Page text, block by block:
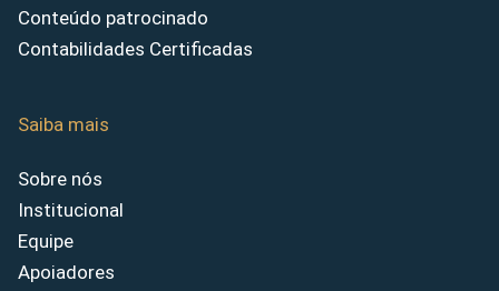
Conteúdo patrocinado
Contabilidades Certificadas
Saiba mais
Sobre nós
Institucional
Equipe
Apoiadores